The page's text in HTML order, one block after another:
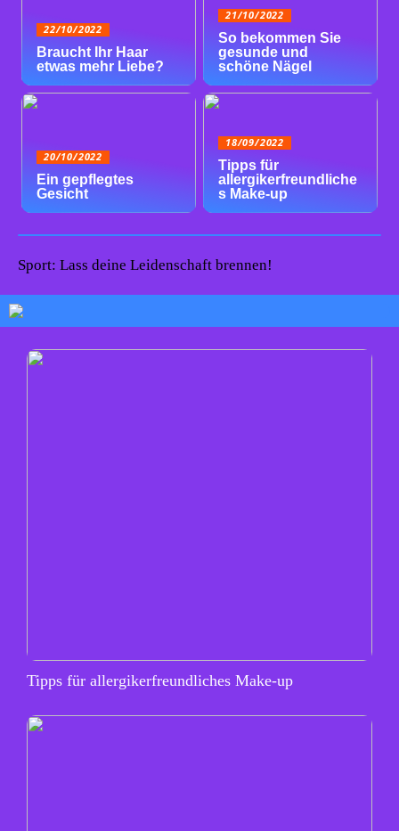
22/10/2022
Braucht Ihr Haar
etwas mehr Liebe?
21/10/2022
So bekommen Sie
gesunde und
schöne Nägel
20/10/2022
Ein gepflegtes
Gesicht
18/09/2022
Tipps für
allergikerfreundliche
s Make-up
Sport: Lass deine Leidenschaft brennen!
Tipps für allergikerfreundliches Make-up